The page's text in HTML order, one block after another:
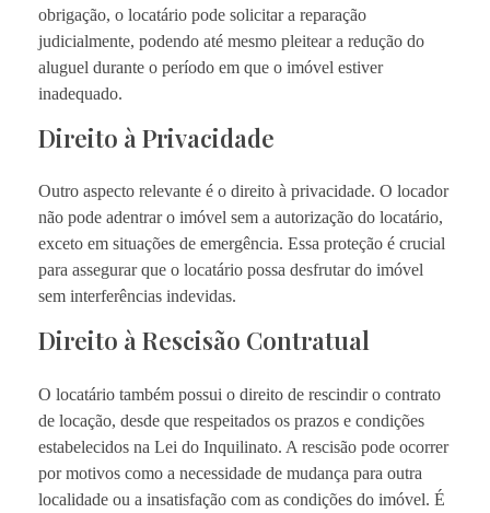
obrigação, o locatário pode solicitar a reparação
judicialmente, podendo até mesmo pleitear a redução do
aluguel durante o período em que o imóvel estiver
inadequado.
Direito à Privacidade
Outro aspecto relevante é o direito à privacidade. O locador
não pode adentrar o imóvel sem a autorização do locatário,
exceto em situações de emergência. Essa proteção é crucial
para assegurar que o locatário possa desfrutar do imóvel
sem interferências indevidas.
Direito à Rescisão Contratual
O locatário também possui o direito de rescindir o contrato
de locação, desde que respeitados os prazos e condições
estabelecidos na Lei do Inquilinato. A rescisão pode ocorrer
por motivos como a necessidade de mudança para outra
localidade ou a insatisfação com as condições do imóvel. É